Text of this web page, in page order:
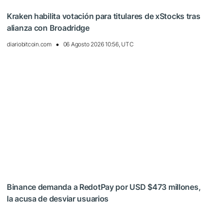
Kraken habilita votación para titulares de xStocks tras
alianza con Broadridge
diariobitcoin.com 06 Agosto 2026 10:56, UTC
Binance demanda a RedotPay por USD $473 millones,
la acusa de desviar usuarios